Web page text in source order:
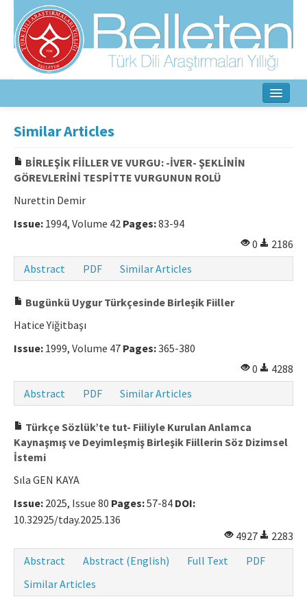
Aim & Scope
Editorial Board
Ethical Principles
Contact Us
Manuscript Submission
Similar Articles
BİRLEŞİK FİİLLER VE VURGU: -İVER- ŞEKLİNİN
GÖREVLERİNİ TESPİTTE VURGUNUN ROLÜ
Nurettin Demir
Issue: 1994, Volume 42 Pages:83-94
0
2186
Abstract
PDF Similar Articles
Bugünkü Uygur Türkçesinde Birleşik Fiiller
Hatice Yiğitbaşı
Issue: 1999, Volume 47 Pages:365-380
0
4288
Abstract
PDF Similar Articles
Türkçe Sözlük’te tut- Fiiliyle Kurulan Anlamca
Kaynaşmış ve Deyimleşmiş Birleşik Fiillerin Söz Dizimsel
İstemi
Sıla GEN KAYA
Issue: 2025, Issue 80 Pages:57-84 DOI:
10.32925/tday.2025.136
4927
2283
Abstract
Abstract (English) Full Text
PDF
Similar Articles